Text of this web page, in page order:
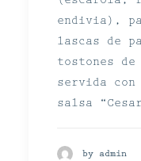
endivia),
lascas de
tostones
servida
salsa
by admin